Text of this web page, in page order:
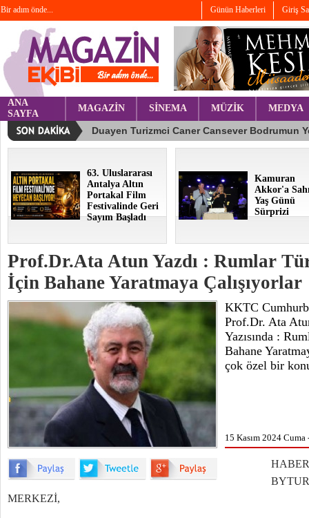
Bir adım önde... Günün Haberleri Giriş
ANA
SAYFA
MAGAZİN SİNEMA MÜZİK MEDYA
63. Uluslararası
Antalya Altın
Portakal Film
Festivalinde Geri
Sayım Başladı
Kamuran
Akkor'a
Yaş Günü
Sürprizi
Prof.Dr.Ata Atun Yazdı : Rumlar
İçin Bahane Yaratmaya Çalışıyorlar
KKTC
Prof.Dr. Ata
Yazısında :
Bahane
çok özel bir
15 Kasım 2024 Cuma
HABER
BYTURCO
MERKEZİ,